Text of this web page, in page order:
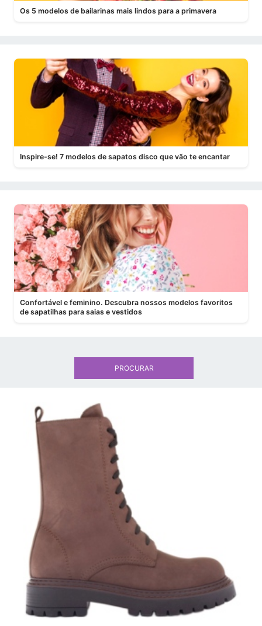
Os 5 modelos de bailarinas mais lindos para a primavera
Inspire-se! 7 modelos de sapatos disco que vão te encantar
Confortável e feminino. Descubra nossos modelos favoritos
de sapatilhas para saias e vestidos
PROCURAR